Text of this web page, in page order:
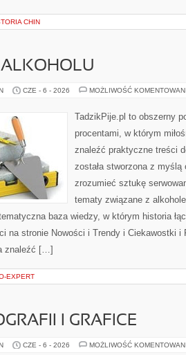
CHIN
ALKOHOLU
CZE - 6 - 2026 MOŻLIWOŚĆ
TadzikPije.pl to obszerny
procentami, w którym
znaleźć praktyczne treści
została stworzona z
zrozumieć sztukę
tematy związane z
baza wiedzy, w którym historia
na stronie Nowości i Trendy i Ciekawostki i
znaleźć […]
EXPERT
I GRAFICE
CZE - 6 - 2026 MOŻLIWOŚĆ